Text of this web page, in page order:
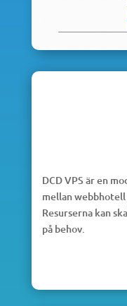
DCD VPS är en
mellan webbhotell
Resurserna kan
på behov.